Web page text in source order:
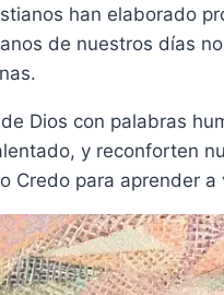
han elaborado
de nuestros días
Dios con palabras
y reconforten
Credo para aprender a